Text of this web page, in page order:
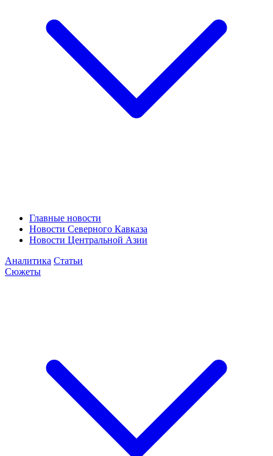
Главные новости
Новости Северного Кавказа
Новости Центральной Азии
Аналитика Статьи
Сюжеты